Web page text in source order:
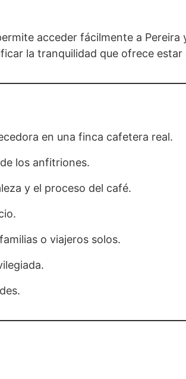
acceder fácilmente a
la tranquilidad que ofrece
en una finca cafetera real.
los anfitriones.
y el proceso del café.
o viajeros solos.